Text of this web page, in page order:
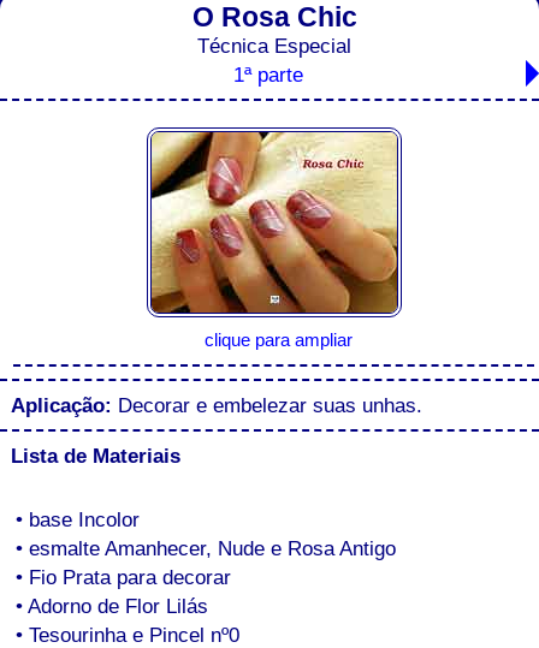
O Rosa Chic
Técnica Especial
1ª parte
clique para ampliar
Aplicação: Decorar e embelezar suas unhas.
Lista de Materiais
• base Incolor
• esmalte Amanhecer, Nude e Rosa Antigo
• Fio Prata para decorar
• Adorno de Flor Lilás
• Tesourinha e Pincel nº0